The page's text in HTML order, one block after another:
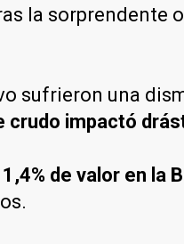
la
sufrieron una
crudo impactó
de valor en la